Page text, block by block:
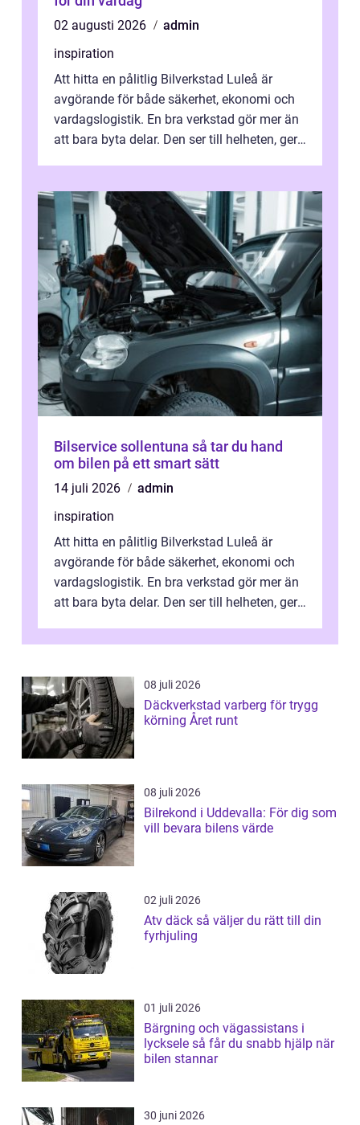
02 augusti 2026
admin
inspiration
Att hitta en pålitlig Bilverkstad Luleå är
avgörande för både säkerhet, ekonomi och
vardagslogistik. En bra verkstad gör mer än
att bara byta delar. Den ser till helheten, ger
Bilservice sollentuna så tar du hand
om bilen på ett smart sätt
14 juli 2026
admin
inspiration
Att hitta en pålitlig Bilverkstad Luleå är
avgörande för både säkerhet, ekonomi och
vardagslogistik. En bra verkstad gör mer än
att bara byta delar. Den ser till helheten, ger
08 juli 2026
Däckverkstad varberg för trygg
körning Året runt
08 juli 2026
Bilrekond i Uddevalla: För dig som
vill bevara bilens värde
02 juli 2026
Atv däck så väljer du rätt till din
fyrhjuling
01 juli 2026
Bärgning och vägassistans i
lycksele så får du snabb hjälp när
bilen stannar
30 juni 2026